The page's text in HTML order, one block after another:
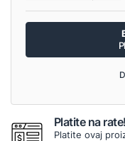
Platite na rate!
Platite ovaj